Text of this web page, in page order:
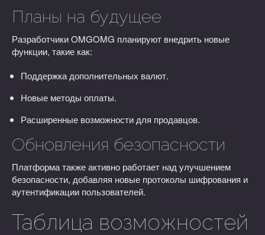
Планы на будущее
Разработчики OMGOMG планируют внедрить новые
функции, такие как:
Поддержка дополнительных валют.
Новые методы оплаты.
Расширенные возможности для продавцов.
Обновления безопасности
Платформа также активно работает над улучшением
безопасности, добавляя новые протоколы шифрования и
аутентификации пользователей.
Таблица возможностей